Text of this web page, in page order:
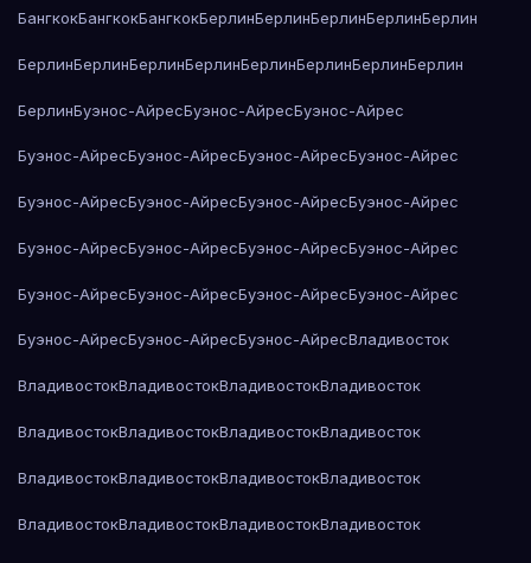
БангкокБангкокБангкокБерлинБерлинБерлинБерлинБерлин
БерлинБерлинБерлинБерлинБерлинБерлинБерлинБерлин
БерлинБуэнос-АйресБуэнос-АйресБуэнос-Айрес
Буэнос-АйресБуэнос-АйресБуэнос-АйресБуэнос-Айрес
Буэнос-АйресБуэнос-АйресБуэнос-АйресБуэнос-Айрес
Буэнос-АйресБуэнос-АйресБуэнос-АйресБуэнос-Айрес
Буэнос-АйресБуэнос-АйресБуэнос-АйресБуэнос-Айрес
Буэнос-АйресБуэнос-АйресБуэнос-АйресВладивосток
ВладивостокВладивостокВладивостокВладивосток
ВладивостокВладивостокВладивостокВладивосток
ВладивостокВладивостокВладивостокВладивосток
ВладивостокВладивостокВладивостокВладивосток